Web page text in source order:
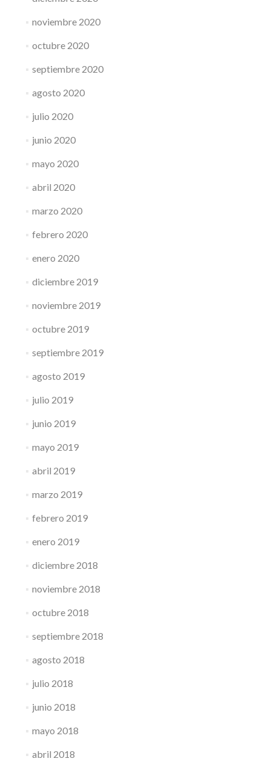
noviembre 2020
octubre 2020
septiembre 2020
agosto 2020
julio 2020
junio 2020
mayo 2020
abril 2020
marzo 2020
febrero 2020
enero 2020
diciembre 2019
noviembre 2019
octubre 2019
septiembre 2019
agosto 2019
julio 2019
junio 2019
mayo 2019
abril 2019
marzo 2019
febrero 2019
enero 2019
diciembre 2018
noviembre 2018
octubre 2018
septiembre 2018
agosto 2018
julio 2018
junio 2018
mayo 2018
abril 2018